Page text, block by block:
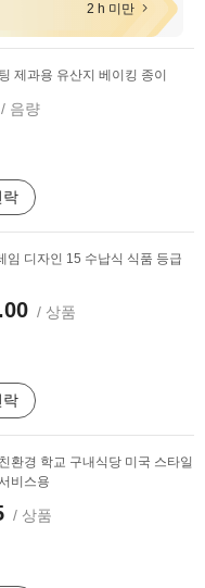
2 h 미만
제과용 유산지 베이킹 종이
/ 음량
락
임 디자인 15 수납식 식품 등급
/ 상품
락
환경 학교 구내식당 미국 스타일
비스용
/ 상품